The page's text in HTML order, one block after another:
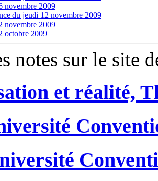
novembre 2009
du jeudi 12 novembre 2009
novembre 2009
octobre 2009
notes sur le site
et réalité,